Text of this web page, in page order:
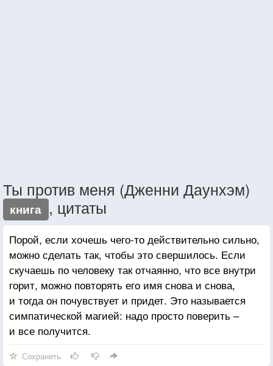
Ты против меня (Дженни Даунхэм)
книга , цитаты
Порой, если хочешь чего-то действительно сильно,
можно сделать так, чтобы это свершилось. Если
скучаешь по человеку так отчаянно, что все внутри
горит, можно повторять его имя снова и снова,
и тогда он почувствует и придет. Это называется
симпатической магией: надо просто поверить –
и все получится.
Сохранить